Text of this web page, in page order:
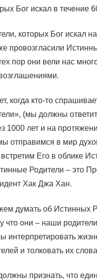
Бог искал в течение
которых Бог искал
провозгласили
пор они вели нас
когда кто-то
(мы должны
1000 лет и на
отправимся в мир
Его в облике
Родители – это
Хак Джа Хан.
думать об Истинных
что они – наши
интерпретировать
и толковать их
признать, что